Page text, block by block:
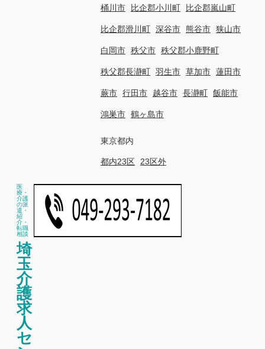
桶川市 比企郡小川町 比企郡嵐山町
比企郡滑川町 深谷市 熊谷市 狭山市
白岡市 秩父市 秩父郡小鹿野町
秩父郡長瀞町 羽生市 草加市 蓮田市
蕨市 行田市 越谷市 長瀞町 飯能市
鴻巣市 鶴ヶ島市
東京都内
都内23区 23区外
医
療・
介護
の派
遣・
紹
介・
転職
相談
埼
玉
介
護
求
人
セ